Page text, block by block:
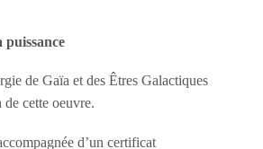
puissance
de Gaïa et des Êtres Galactiques
cette oeuvre.
d’un certificat